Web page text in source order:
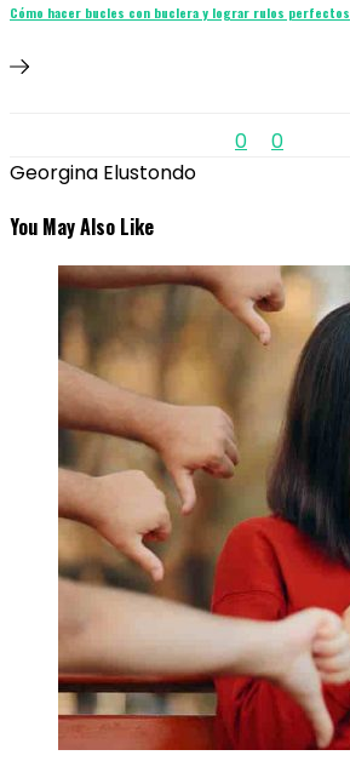
Cómo hacer bucles con buclera y lograr rulos perfectos
0
0
Georgina Elustondo
You May Also Like